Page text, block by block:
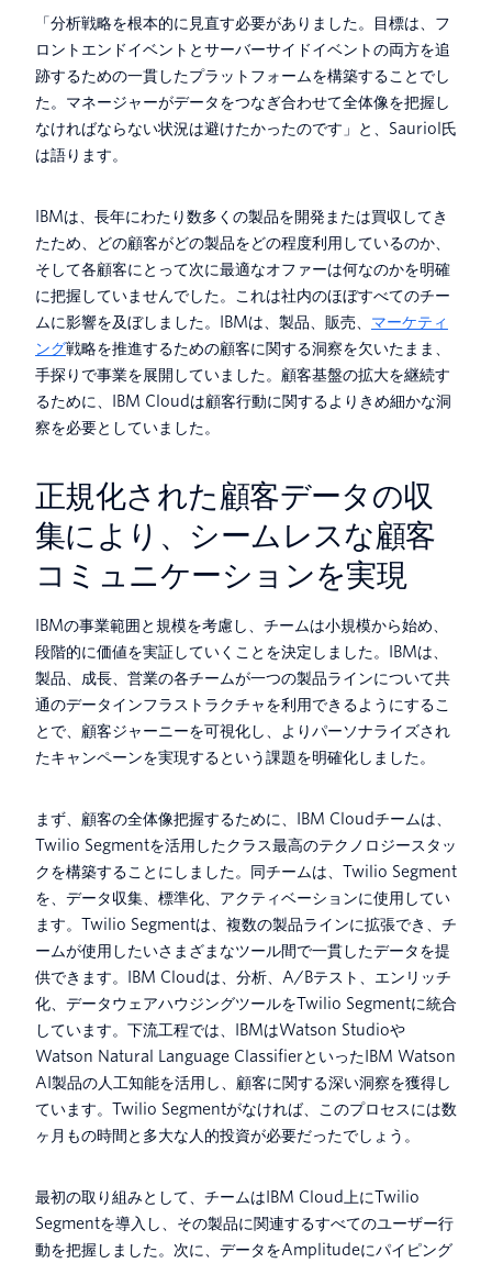
「分析戦略を根本的に見直す必要がありました。目標は、フ
ロントエンドイベントとサーバーサイドイベントの両方を追
跡するための一貫したプラットフォームを構築することでし
た。マネージャーがデータをつなぎ合わせて全体像を把握し
なければならない状況は避けたかったのです」と、Sauriol氏
は語ります。
IBMは、長年にわたり数多くの製品を開発または買収してき
たため、どの顧客がどの製品をどの程度利用しているのか、
そして各顧客にとって次に最適なオファーは何なのかを明確
に把握していませんでした。これは社内のほぼすべてのチー
ムに影響を及ぼしました。IBMは、製品、販売、 マーケティ
ング戦略を推進するための顧客に関する洞察を欠いたまま、
手探りで事業を展開していました。顧客基盤の拡大を継続す
るために、IBM Cloudは顧客行動に関するよりきめ細かな洞
察を必要としていました。
正規化された顧客データの収
集により、シームレスな顧客
コミュニケーションを実現
IBMの事業範囲と規模を考慮し、チームは小規模から始め、
段階的に価値を実証していくことを決定しました。IBMは、
製品、成長、営業の各チームが一つの製品ラインについて共
通のデータインフラストラクチャを利用できるようにするこ
とで、顧客ジャーニーを可視化し、よりパーソナライズされ
たキャンペーンを実現するという課題を明確化しました。
まず、顧客の全体像把握するために、IBM Cloudチームは、
Twilio Segmentを活用したクラス最高のテクノロジースタッ
クを構築することにしました。同チームは、Twilio Segment
を、データ収集、標準化、アクティベーションに使用してい
ます。Twilio Segmentは、複数の製品ラインに拡張でき、チ
ームが使用したいさまざまなツール間で一貫したデータを提
供できます。IBM Cloudは、分析、A/Bテスト、エンリッチ
化、データウェアハウジングツールをTwilio Segmentに統合
しています。下流工程では、IBMはWatson Studioや
Watson Natural Language ClassifierといったIBM Watson
AI製品の人工知能を活用し、顧客に関する深い洞察を獲得し
ています。Twilio Segmentがなければ、このプロセスには数
ヶ月もの時間と多大な人的投資が必要だったでしょう。
最初の取り組みとして、チームはIBM Cloud上にTwilio
Segmentを導入し、その製品に関連するすべてのユーザー行
動を把握しました。次に、データをAmplitudeにパイピング